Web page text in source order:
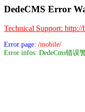
DedeCMS Error
Technical Support: http://
Error page: /mobile/
Error infos: DedeCms错误